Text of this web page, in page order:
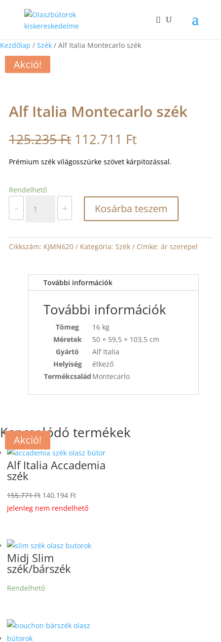
Kezdőlap / Szék / Alf Italia Montecarlo szék
Akció!
Alf Italia Montecarlo szék
125.235Ft Original
price
was:
112.711 FtCurrent
price
is:
Prémium szék világosszürke szövet kárpitozással.
Rendelhető
-
Italia
Montecarlo
mennyiség
+ Kosárba teszem
Cikkszám: KJMN620 Kategória: Szék Címke: ár szerepel
További információk
További információk
Tömeg
16 kg
Méretek
50 × 59,5 × 103,5 cm
Gyártó
Alf Italia
Helyiség
étkező
Termékcsalád Montecarlo
Kapcsolódó termékek
Akció!
Alf Italia Accademia
szék
155.771Ft Original
price
140.194 FtCurrent
price
Jelenleg nem rendelhető
Midj Slim
szék/bárszék
Rendelhető